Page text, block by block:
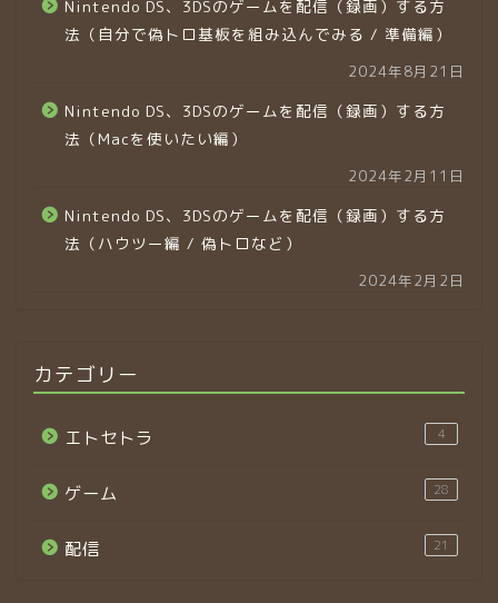
Nintendo DS、3DSのゲームを配信（録画）する方
法（自分で偽トロ基板を組み込んでみる / 準備編）
2024年8月21日
Nintendo DS、3DSのゲームを配信（録画）する方
法（Macを使いたい編）
2024年2月11日
Nintendo DS、3DSのゲームを配信（録画）する方
法（ハウツー編 / 偽トロなど）
2024年2月2日
カテゴリー
エトセトラ 4
ゲーム 28
配信 21